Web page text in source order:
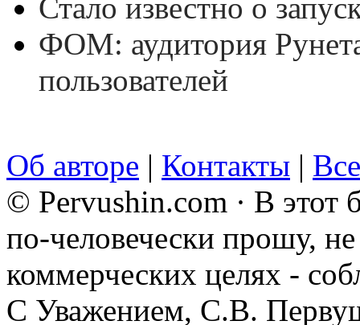
Стало известно о
ФОМ: аудитория
пользователей
Об авторе | Контакты |
© Pervushin.com · В этот
по-человечески прошу,
коммерческих целях -
С Уважением, С.В.